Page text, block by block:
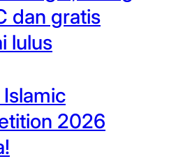
dan gratis
lulus
2026